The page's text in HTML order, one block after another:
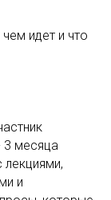
чем идет и что
3 месяца
лекциями,
и